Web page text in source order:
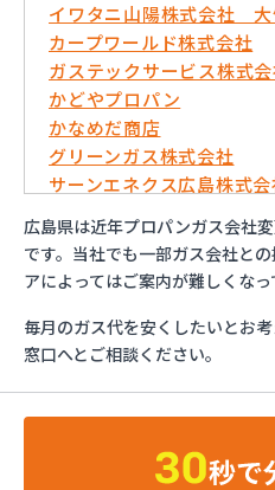
イワタニ山陽株式会社 大
カープワールド株式会社
ガステックサービス株式
かどやプロパン
かなめだ商店
グリーンガス株式会社
サーンエネクス広島株式会
さくらBIM株式会社
ダイネン株式会社広島営
トーショク
やぶねハウビン株式会社
（YAVNE・HOUVIN）
ユニオンフォレスト株式
安藤プロパン
広島県は近年プロパンガス会社
です。当社でも一部ガス会社と
アによってはご案内が難しくなっ
毎月のガス代を安くしたいとお
窓口へとご相談ください。